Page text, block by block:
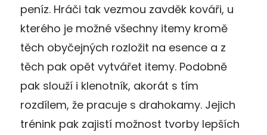
peníz. Hráči tak vezmou zavděk kováři, u
kterého je možné všechny itemy kromě
těch obyčejných rozložit na esence a z
těch pak opět vytvářet itemy. Podobně
pak slouží i klenotník, akorát s tím
rozdílem, že pracuje s drahokamy. Jejich
trénink pak zajistí možnost tvorby lepších